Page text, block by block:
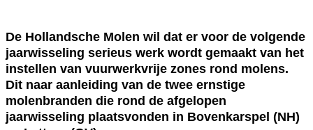
De Hollandsche Molen wil dat er voor de volgende
jaarwisseling serieus werk wordt gemaakt van het
instellen van vuurwerkvrije zones rond molens.
Dit naar aanleiding van de twee ernstige
molenbranden die rond de afgelopen
jaarwisseling plaatsvonden in Bovenkarspel (NH)